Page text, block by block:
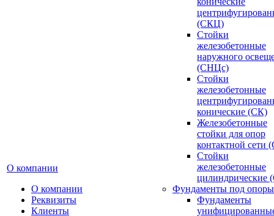
О компании
О компании
Реквизиты
Клиенты
(СКЦ)
Стойки
железобетонные
наружного
(СНЦс)
Стойки
железобетонные
конические (СК)
Железобетонные
стойки для опор
контактной сети
Стойки
железобетонные
цилиндрические
Фундаменты под опоры
Фундаменты